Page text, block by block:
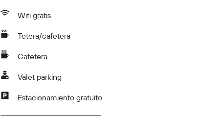
Wifi gratis
Tetera/cafetera
Cafetera
Valet parking
Estacionamiento gratuito